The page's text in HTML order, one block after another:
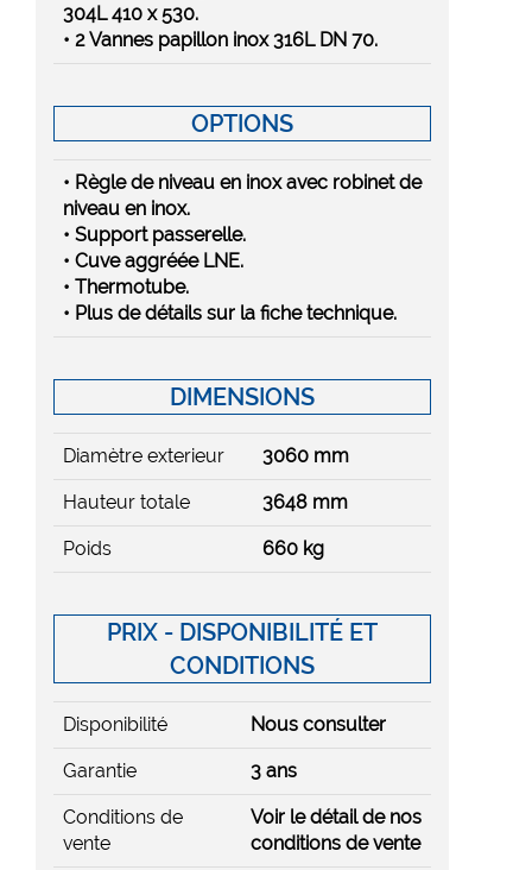
304L 410 x 530.
• 2 Vannes papillon inox 316L DN 70.
OPTIONS
• Règle de niveau en inox avec robinet de
niveau en inox.
• Support passerelle.
• Cuve aggréée LNE.
• Thermotube.
• Plus de détails sur la fiche technique.
DIMENSIONS
Diamètre exterieur 3060 mm
Hauteur totale 3648 mm
Poids 660 kg
PRIX - DISPONIBILITÉ ET
CONDITIONS
Disponibilité Nous consulter
Garantie 3 ans
Conditions de
vente
Voir le détail de nos
conditions de vente